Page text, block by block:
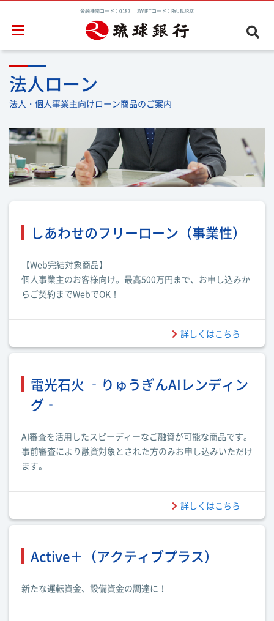
金融機関コード：0187 SWIFTコード：RYUBJPJZ
法人ローン
法人・個人事業主向けローン商品のご案内
しあわせのフリーローン（事業性）
【Web完結対象商品】
個人事業主のお客様向け。最高500万円まで、お申し込みか
らご契約までWebでOK！
詳しくはこちら
電光石火 ‐りゅうぎんAIレンディン
グ‐
AI審査を活用したスピーディーなご融資が可能な商品です。
事前審査により融資対象とされた方のみお申し込みいただけ
ます。
詳しくはこちら
Active＋（アクティブプラス）
新たな運転資金、設備資金の調達に！